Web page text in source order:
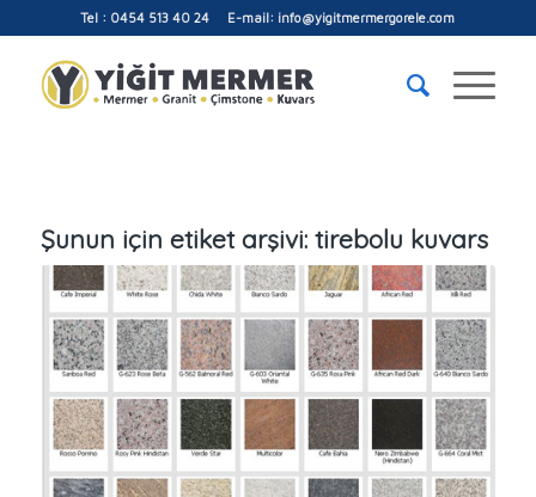
Tel : 0454 513 40 24 E-mail: info@yigitmermergorele.com
Şunun için etiket arşivi: tirebolu kuvars